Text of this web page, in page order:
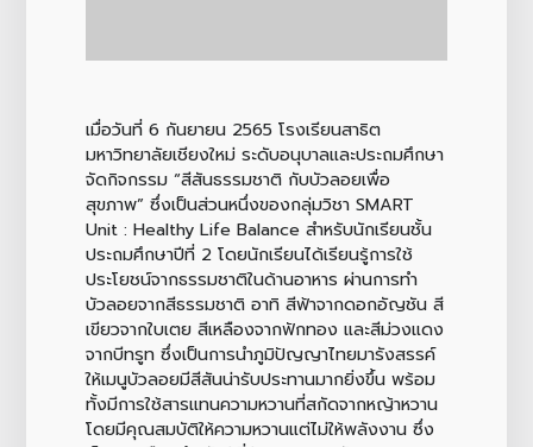
เมื่อวันที่ 6 กันยายน 2565 โรงเรียนสาธิต
มหาวิทยาลัยเชียงใหม่ ระดับอนุบาลและประถมศึกษา
จัดกิจกรรม “สีสันธรรมชาติ กับบัวลอยเพื่อ
สุขภาพ” ซึ่งเป็นส่วนหนึ่งของกลุ่มวิชา SMART
Unit : Healthy Life Balance สำหรับนักเรียนชั้น
ประถมศึกษาปีที่ 2 โดยนักเรียนได้เรียนรู้การใช้
ประโยชน์จากธรรมชาติในด้านอาหาร ผ่านการทำ
บัวลอยจากสีธรรมชาติ อาทิ สีฟ้าจากดอกอัญชัน สี
เขียวจากใบเตย สีเหลืองจากฟักทอง และสีม่วงแดง
จากบีทรูท ซึ่งเป็นการนำภูมิปัญญาไทยมารังสรรค์
ให้เมนูบัวลอยมีสีสันน่ารับประทานมากยิ่งขึ้น พร้อม
ทั้งมีการใช้สารแทนความหวานที่สกัดจากหญ้าหวาน
โดยมีคุณสมบัติให้ความหวานแต่ไม่ให้พลังงาน ซึ่ง